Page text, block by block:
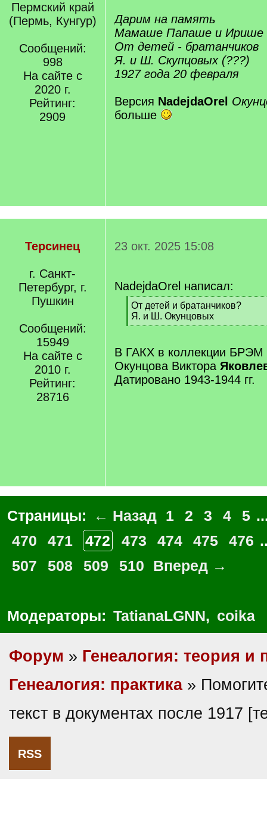
Пермский край
(Пермь, Кунгур)
Сообщений:
998
На сайте с
2020 г.
Рейтинг:
2909
q
]
Дарим на память
Мамаше Папаше и Ирише
От детей - братанчиков
Я. и Ш. Скупцовых (???)
1927 года 20 февраля
Версия NadejdaOrel
больше
Терсинец
г. Санкт-
Петербург, г.
Пушкин
Сообщений:
15949
На сайте с
2010 г.
Рейтинг:
28716
23 окт. 2025 15:08
NadejdaOrel написал:
[
q
]
От детей и братанчиков?
Я. и Ш. Окунцовых
[
q
]
В ГАКХ в коллекции БРЭМ
Окунцова Виктора
Датировано 1943-1944 гг.
Страницы: ← Назад 1 2 3 4 5
470
471 472 473 474 475 476
507
508 509 510 Вперед →
Модераторы: TatianaLGNN, coika
Форум » Генеалогия: теория и
Генеалогия: практика»
текст в документах после 1917
RSS